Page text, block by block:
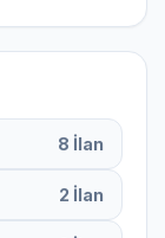
8 İlan
2 İlan